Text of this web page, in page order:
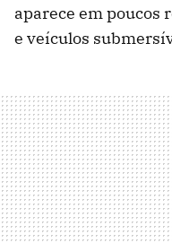
aparece em poucos
e veículos